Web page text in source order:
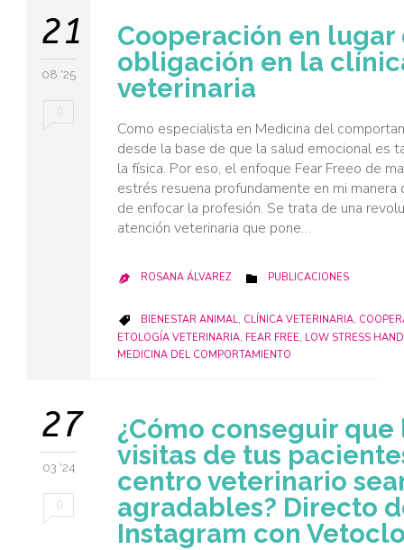
21
08 '25
0
Cooperación en lugar
obligación en la
veterinaria
Como especialista en Medicina del
desde la base de que la salud emocional es
la física. Por eso, el enfoque Fear Freeo de
estrés resuena profundamente en mi manera
de enfocar la profesión. Se trata de una
atención veterinaria que pone…
 ROSANA ÁLVAREZ  CATEGORY
PUBLICACIONES
 CATEGORY
BIENESTAR ANIMAL, CLÍNICA VETERINARIA,
ETOLOGÍA VETERINARIA, FEAR FREE, LOW STRESS
MEDICINA DEL COMPORTAMIENTO
27
03 '24
0
¿Cómo conseguir que
visitas de tus
centro veterinario
agradables? Directo
Instagram con